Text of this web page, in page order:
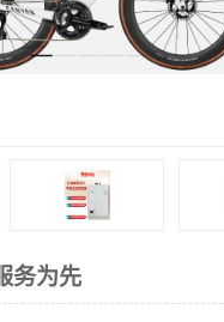
务为先